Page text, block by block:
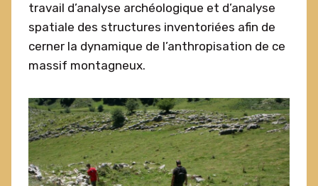
travail d’analyse archéologique et d’analyse
spatiale des structures inventoriées afin de
cerner la dynamique de l’anthropisation de ce
massif montagneux.